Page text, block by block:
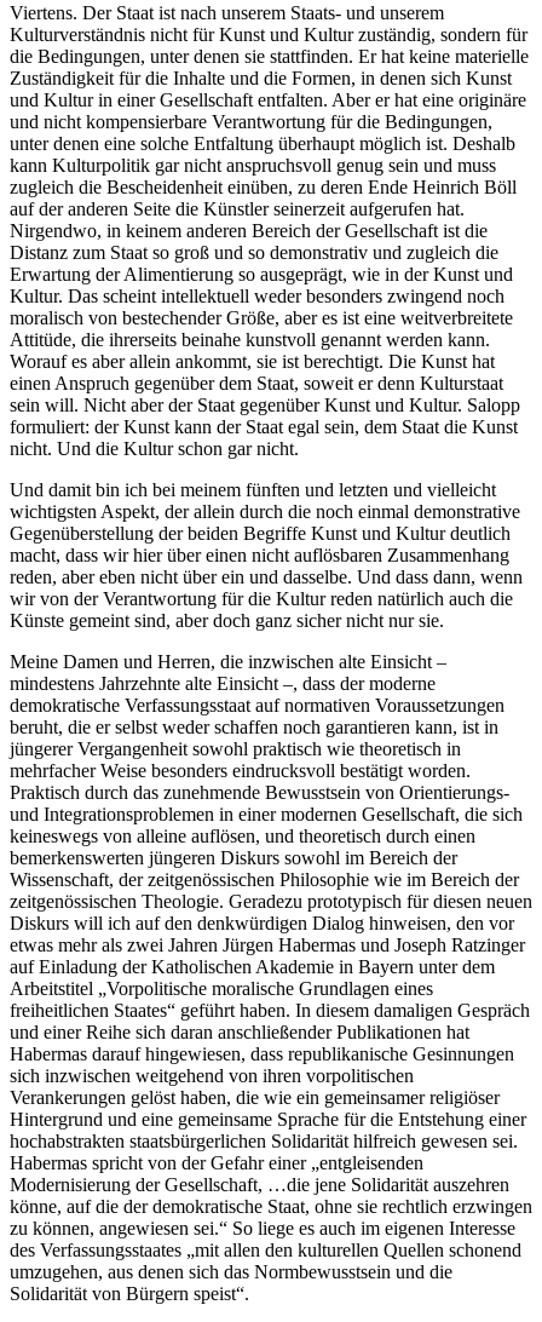
Viertens. Der Staat ist nach unserem Staats- und unserem
Kulturverständnis nicht für Kunst und Kultur zuständig, sondern für
die Bedingungen, unter denen sie stattfinden. Er hat keine materielle
Zuständigkeit für die Inhalte und die Formen, in denen sich Kunst
und Kultur in einer Gesellschaft entfalten. Aber er hat eine originäre
und nicht kompensierbare Verantwortung für die Bedingungen,
unter denen eine solche Entfaltung überhaupt möglich ist. Deshalb
kann Kulturpolitik gar nicht anspruchsvoll genug sein und muss
zugleich die Bescheidenheit einüben, zu deren Ende Heinrich Böll
auf der anderen Seite die Künstler seinerzeit aufgerufen hat.
Nirgendwo, in keinem anderen Bereich der Gesellschaft ist die
Distanz zum Staat so groß und so demonstrativ und zugleich die
Erwartung der Alimentierung so ausgeprägt, wie in der Kunst und
Kultur. Das scheint intellektuell weder besonders zwingend noch
moralisch von bestechender Größe, aber es ist eine weitverbreitete
Attitüde, die ihrerseits beinahe kunstvoll genannt werden kann.
Worauf es aber allein ankommt, sie ist berechtigt. Die Kunst hat
einen Anspruch gegenüber dem Staat, soweit er denn Kulturstaat
sein will. Nicht aber der Staat gegenüber Kunst und Kultur. Salopp
formuliert: der Kunst kann der Staat egal sein, dem Staat die Kunst
nicht. Und die Kultur schon gar nicht.
Und damit bin ich bei meinem fünften und letzten und vielleicht
wichtigsten Aspekt, der allein durch die noch einmal demonstrative
Gegenüberstellung der beiden Begriffe Kunst und Kultur deutlich
macht, dass wir hier über einen nicht auflösbaren Zusammenhang
reden, aber eben nicht über ein und dasselbe. Und dass dann, wenn
wir von der Verantwortung für die Kultur reden natürlich auch die
Künste gemeint sind, aber doch ganz sicher nicht nur sie.
Meine Damen und Herren, die inzwischen alte Einsicht –
mindestens Jahrzehnte alte Einsicht –, dass der moderne
demokratische Verfassungsstaat auf normativen Voraussetzungen
beruht, die er selbst weder schaffen noch garantieren kann, ist in
jüngerer Vergangenheit sowohl praktisch wie theoretisch in
mehrfacher Weise besonders eindrucksvoll bestätigt worden.
Praktisch durch das zunehmende Bewusstsein von Orientierungs-
und Integrationsproblemen in einer modernen Gesellschaft, die sich
keineswegs von alleine auflösen, und theoretisch durch einen
bemerkenswerten jüngeren Diskurs sowohl im Bereich der
Wissenschaft, der zeitgenössischen Philosophie wie im Bereich der
zeitgenössischen Theologie. Geradezu prototypisch für diesen neuen
Diskurs will ich auf den denkwürdigen Dialog hinweisen, den vor
etwas mehr als zwei Jahren Jürgen Habermas und Joseph Ratzinger
auf Einladung der Katholischen Akademie in Bayern unter dem
Arbeitstitel „Vorpolitische moralische Grundlagen eines
freiheitlichen Staates“ geführt haben. In diesem damaligen Gespräch
und einer Reihe sich daran anschließender Publikationen hat
Habermas darauf hingewiesen, dass republikanische Gesinnungen
sich inzwischen weitgehend von ihren vorpolitischen
Verankerungen gelöst haben, die wie ein gemeinsamer religiöser
Hintergrund und eine gemeinsame Sprache für die Entstehung einer
hochabstrakten staatsbürgerlichen Solidarität hilfreich gewesen sei.
Habermas spricht von der Gefahr einer „entgleisenden
Modernisierung der Gesellschaft, …die jene Solidarität auszehren
könne, auf die der demokratische Staat, ohne sie rechtlich erzwingen
zu können, angewiesen sei.“ So liege es auch im eigenen Interesse
des Verfassungsstaates „mit allen den kulturellen Quellen schonend
umzugehen, aus denen sich das Normbewusstsein und die
Solidarität von Bürgern speist“.